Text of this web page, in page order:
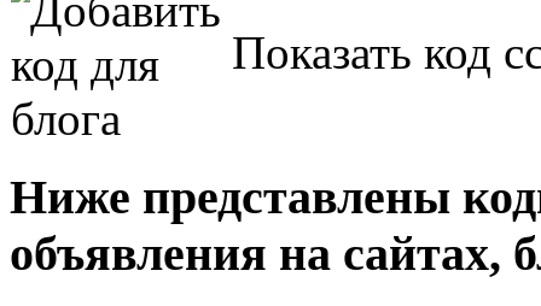
Показать код
Ниже представлены
объявления на сайтах,